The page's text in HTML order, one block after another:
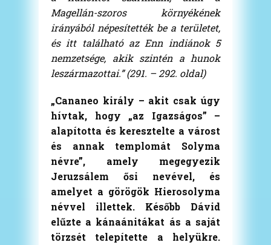
Magellán-szoros környékének
irányából népesítették be a területet,
és itt található az Enn indiánok 5
nemzetsége, akik szintén a hunok
leszármazottai.” (291. – 292. oldal)
„Cananeo király – akit csak úgy
hívtak, hogy „az Igazságos” –
alapította és keresztelte a várost
és annak templomát Solyma
névre”, amely megegyezik
Jeruzsálem ősi nevével, és
amelyet a görögök Hierosolyma
névvel illettek. Később Dávid
elűzte a kánaánitákat ás a saját
törzsét telepítette a helyükre.